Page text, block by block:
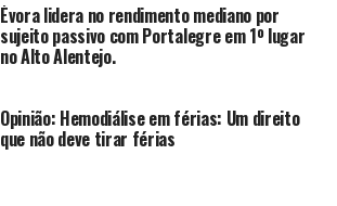
Évora lidera no rendimento mediano por
sujeito passivo com Portalegre em 1º lugar
no Alto Alentejo.
Opinião: Hemodiálise em férias: Um direito
que não deve tirar férias